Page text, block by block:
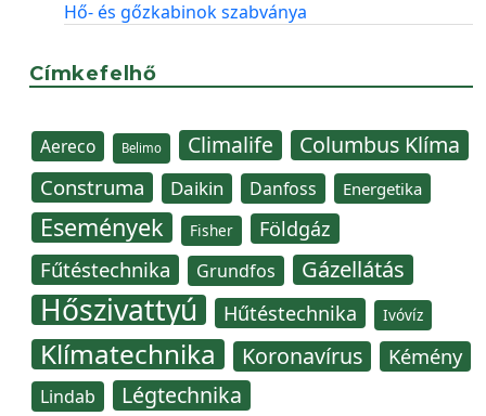
Hő- és gőzkabinok szabványa
Címkefelhő
Aereco Belimo Climalife Columbus Klíma
Construma Daikin Danfoss Energetika
Események Fisher Földgáz
Fűtéstechnika Grundfos Gázellátás
Hőszivattyú Hűtéstechnika Ivóvíz
Klímatechnika Koronavírus Kémény
Lindab Légtechnika